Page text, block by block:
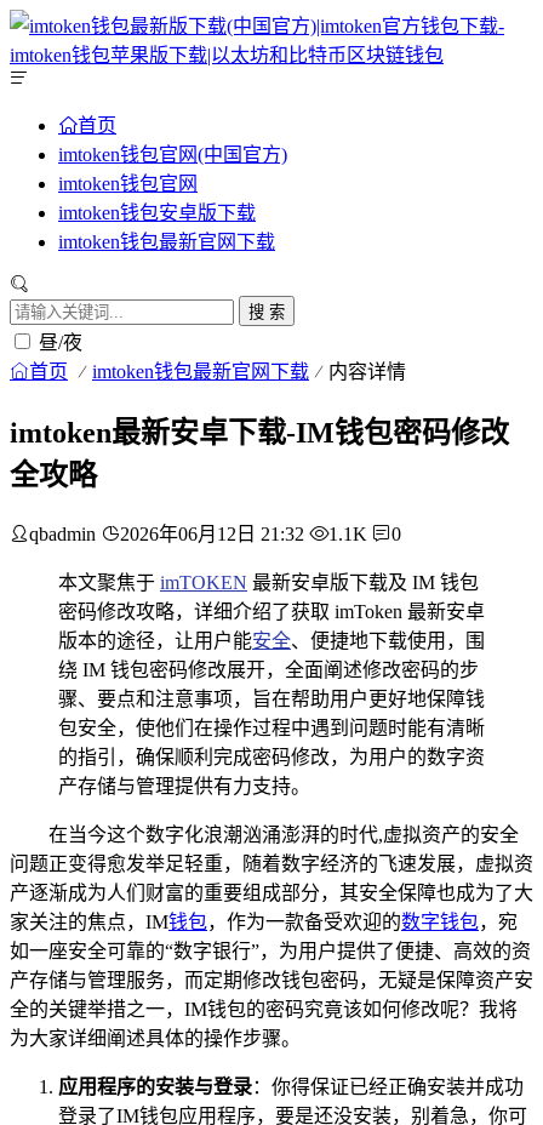
首页
imtoken钱包官网(中国官方)
imtoken钱包官网
imtoken钱包安卓版下载
imtoken钱包最新官网下载
搜 索
昼/夜
首页 imtoken钱包最新官网下载 内容详情
imtoken最新安卓下载-IM钱包密码修改
全攻略
qbadmin 2026年06月12日 21:32 1.1K 0
本文聚焦于 imTOKEN 最新安卓版下载及 IM 钱包
密码修改攻略，详细介绍了获取 imToken 最新安卓
版本的途径，让用户能安全、便捷地下载使用，围
绕 IM 钱包密码修改展开，全面阐述修改密码的步
骤、要点和注意事项，旨在帮助用户更好地保障钱
包安全，使他们在操作过程中遇到问题时能有清晰
的指引，确保顺利完成密码修改，为用户的数字资
产存储与管理提供有力支持。
在当今这个数字化浪潮汹涌澎湃的时代,虚拟资产的安全
问题正变得愈发举足轻重，随着数字经济的飞速发展，虚拟资
产逐渐成为人们财富的重要组成部分，其安全保障也成为了大
家关注的焦点，IM钱包，作为一款备受欢迎的数字钱包，宛
如一座安全可靠的“数字银行”，为用户提供了便捷、高效的资
产存储与管理服务，而定期修改钱包密码，无疑是保障资产安
全的关键举措之一，IM钱包的密码究竟该如何修改呢？我将
为大家详细阐述具体的操作步骤。
应用程序的安装与登录：你得保证已经正确安装并成功
登录了IM钱包应用程序，要是还没安装，别着急，你可